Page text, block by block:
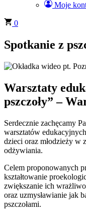
Moje
0
Spotkanie z
Warsztaty
pszczoły” –
Serdecznie zachęcamy
warsztatów
dzieci oraz młodzieży w
odżywiania.
Celem proponowanych
kształtowanie
zwiększanie ich
oraz uzmysławianie jak
pszczołami.